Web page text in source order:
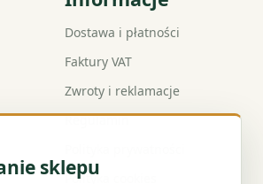
Dostawa i płatności
Faktury VAT
Zwroty i reklamacje
Regulamin
Polityka cookies
sklepu